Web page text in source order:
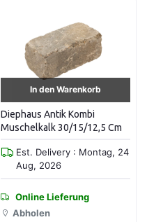
In den Warenkorb
Diephaus Antik Kombi
Muschelkalk 30/15/12,5 Cm
Est. Delivery : Montag, 24
Aug, 2026
Online Lieferung
Abholen